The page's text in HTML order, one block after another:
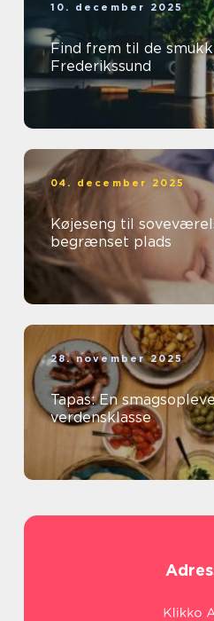
10. december 2025
Find frem til de
Frederikssund
04. december 2025
Køjeseng til
begrænset plads
28. november 2025
Tapas: En
verdensklasse